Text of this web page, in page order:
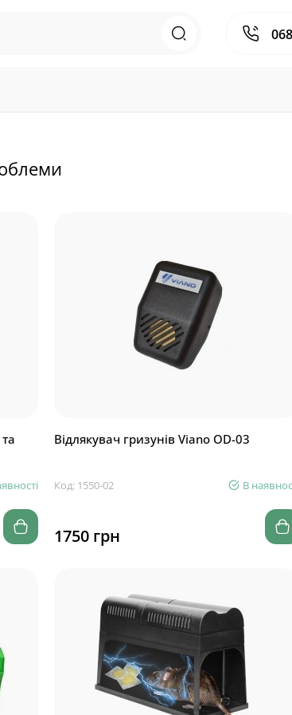
Відлякувач гризунів Viano OD-03
Код: 1550-02 В
1750 грн